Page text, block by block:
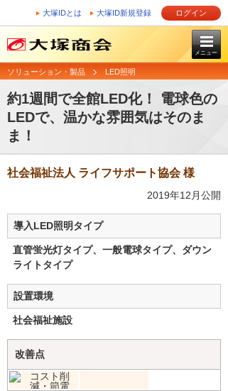
大塚IDとは 大塚ID新規登録 ログイン
メニュー
ソリューション・製品 LED照明
約1週間で全館LED化！ 電球色の
LEDで、温かな雰囲気はそのま
ま！
社会福祉法人 ライフサポート協会 様
2019年12月公開
導入LED照明タイプ
直管蛍光灯タイプ、一般電球タイプ、ダウン
ライトタイプ
設置環境
社会福祉施設
改善点